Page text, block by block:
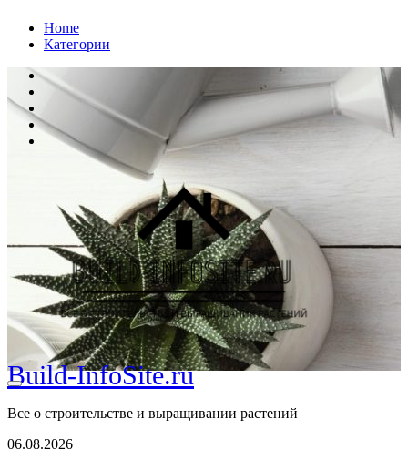
ПерейтиHome
Категории
Build-InfoSite.ru
Все о строительстве и выращивании растений
06.08.2026